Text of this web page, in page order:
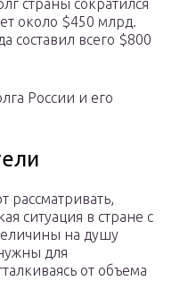
страны сократился
около $450 млрд.
составил всего $800
России и его
рассматривать,
ситуация в стране с
на душу
для
от объема